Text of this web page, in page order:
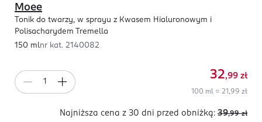
Moee
Tonik do twarzy, w sprayu z Kwasem Hialuronowym i
Polisacharydem Tremella
150 mlnr kat. 2140082
32,99 zł
100 ml = 21,99 zł
Najniższa cena z 30 dni przed obniżką: 39,99 zł